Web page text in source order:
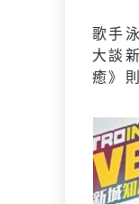
歌手
大談
癒》